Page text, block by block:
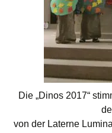
Die „Dinos 2017“
von der Laterne